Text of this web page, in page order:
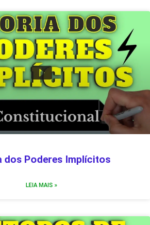
dos Poderes Implícitos
LEIA MAIS »